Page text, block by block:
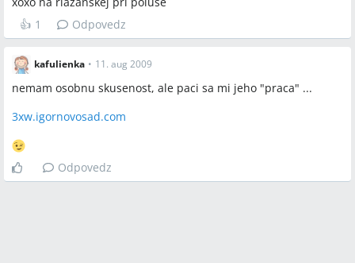
👍 1 Odpovedz
kafulienka • 11. aug 2009
nemam osobnu skusenost, ale paci sa mi jeho "praca" ...
3xw.igornovosad.com
Odpovedz